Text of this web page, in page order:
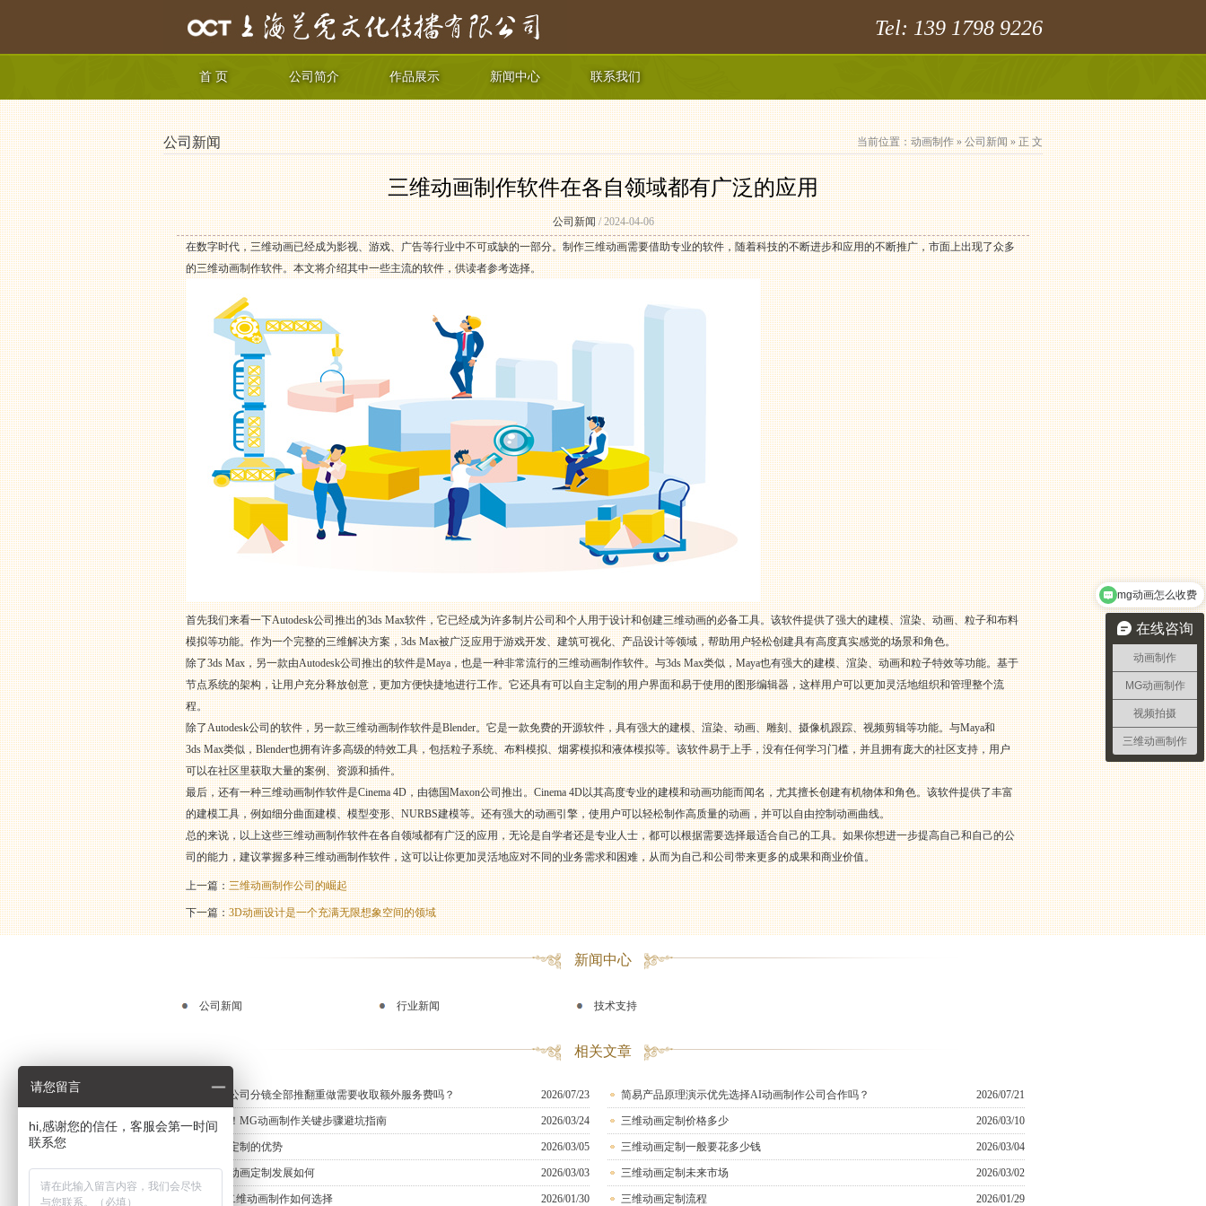
Tel: 139 1798 9226
首 页 公司简介 作品展示 新闻中心 联系我们
当前位置：动画制作»公司新闻» 正 文
公司新闻
三维动画制作软件在各自领域都有广泛的应用
公司新闻/ 2024-04-06
在数字时代，三维动画已经成为影视、游戏、广告等行业中不可或缺的一部分。制作三维动画需要借助专业的软件，随着科技的不断进步和应用的不断推广，市面上出现了众多
的三维动画制作软件。本文将介绍其中一些主流的软件，供读者参考选择。
首先我们来看一下Autodesk公司推出的3ds Max软件，它已经成为许多制片公司和个人用于设计和创建三维动画的必备工具。该软件提供了强大的建模、渲染、动画、粒子和布料
模拟等功能。作为一个完整的三维解决方案，3ds Max被广泛应用于游戏开发、建筑可视化、产品设计等领域，帮助用户轻松创建具有高度真实感觉的场景和角色。
除了3ds Max，另一款由Autodesk公司推出的软件是Maya，也是一种非常流行的三维动画制作软件。与3ds Max类似，Maya也有强大的建模、渲染、动画和粒子特效等功能。基于
节点系统的架构，让用户充分释放创意，更加方便快捷地进行工作。它还具有可以自主定制的用户界面和易于使用的图形编辑器，这样用户可以更加灵活地组织和管理整个流
程。
除了Autodesk公司的软件，另一款三维动画制作软件是Blender。它是一款免费的开源软件，具有强大的建模、渲染、动画、雕刻、摄像机跟踪、视频剪辑等功能。与Maya和
3ds Max类似，Blender也拥有许多高级的特效工具，包括粒子系统、布料模拟、烟雾模拟和液体模拟等。该软件易于上手，没有任何学习门槛，并且拥有庞大的社区支持，用户
可以在社区里获取大量的案例、资源和插件。
最后，还有一种三维动画制作软件是Cinema 4D，由德国Maxon公司推出。Cinema 4D以其高度专业的建模和动画功能而闻名，尤其擅长创建有机物体和角色。该软件提供了丰富
的建模工具，例如细分曲面建模、模型变形、NURBS建模等。还有强大的动画引擎，使用户可以轻松制作高质量的动画，并可以自由控制动画曲线。
总的来说，以上这些三维动画制作软件在各自领域都有广泛的应用，无论是自学者还是专业人士，都可以根据需要选择最适合自己的工具。如果你想进一步提高自己和自己的公
司的能力，建议掌握多种三维动画制作软件，这可以让你更加灵活地应对不同的业务需求和困难，从而为自己和公司带来更多的成果和商业价值。
上一篇：三维动画制作公司的崛起
下一篇：3D动画设计是一个充满无限想象空间的领域
新闻中心
公司新闻 行业新闻 技术支持
相关文章
动画制作公司分镜全部推翻重做需要收取额外服务费吗？ 2026/07/23 简易产品原理演示优先选择AI动画制作公司合作吗？ 2026/07/21
新手必知！MG动画制作关键步骤避坑指南 2026/03/24 三维动画定制价格多少 2026/03/10
三维动画定制的优势 2026/03/05 三维动画定制一般要花多少钱 2026/03/04
上海三维动画定制发展如何 2026/03/03 三维动画定制未来市场 2026/03/02
专业MG二维动画制作如何选择 2026/01/30 三维动画定制流程 2026/01/29
在线咨询
动画制作
MG动画制作
视频拍摄
三维动画制作
mg动画怎么收费
请您留言
hi,感谢您的信任，客服会第一时间
联系您